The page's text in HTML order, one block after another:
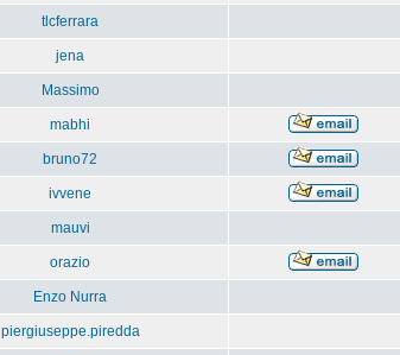
tlcferrara
jena
Massimo
mabhi
bruno72
ivvene
mauvi
orazio
Enzo Nurra
piergiuseppe.piredda